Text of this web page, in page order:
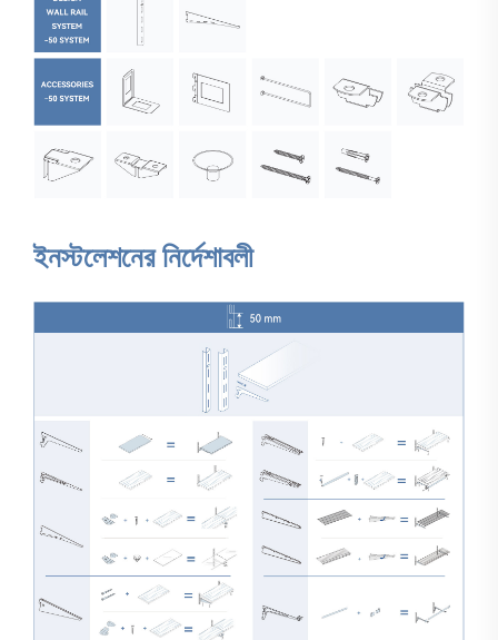
ইনস্টলেশনের নির্দেশাবলী